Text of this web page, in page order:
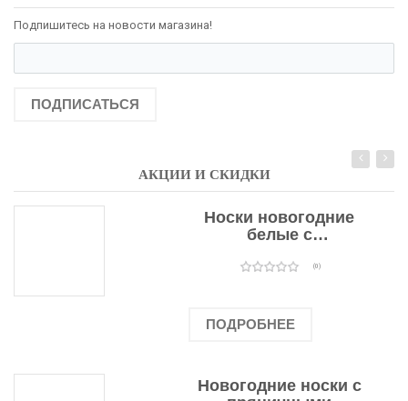
Подпишитесь на новости магазина!
ПОДПИСАТЬСЯ
АКЦИИ И СКИДКИ
Носки новогодние
белые с
оленями(0)
ПОДРОБНЕЕ
Новогодние носки с